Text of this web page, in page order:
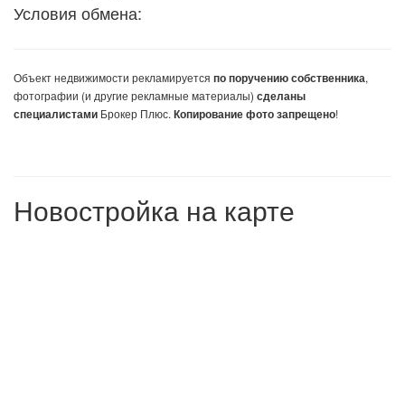
Условия обмена:
Объект недвижимости рекламируется по поручению собственника,
фотографии (и другие рекламные материалы) сделаны
специалистами Брокер Плюс. Копирование фото запрещено!
Новостройка на карте